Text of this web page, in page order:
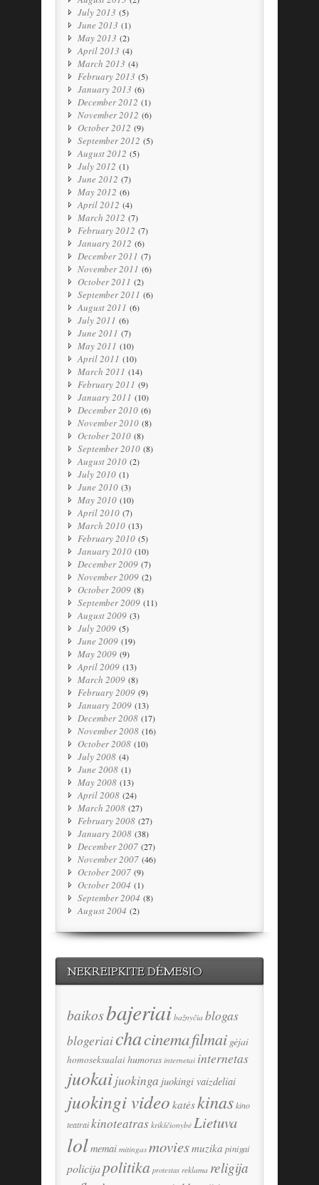
July 2013 (5)
June 2013 (1)
May 2013 (2)
April 2013 (4)
March 2013 (4)
February 2013 (5)
January 2013 (6)
December 2012 (1)
November 2012 (6)
October 2012 (9)
September 2012 (5)
August 2012 (5)
July 2012 (1)
June 2012 (7)
May 2012 (6)
April 2012 (4)
March 2012 (7)
February 2012 (7)
January 2012 (6)
December 2011 (7)
November 2011 (6)
October 2011 (2)
September 2011 (6)
August 2011 (6)
July 2011 (6)
June 2011 (7)
May 2011 (10)
April 2011 (10)
March 2011 (14)
February 2011 (9)
January 2011 (10)
December 2010 (6)
November 2010 (8)
October 2010 (8)
September 2010 (8)
August 2010 (2)
July 2010 (1)
June 2010 (3)
May 2010 (10)
April 2010 (7)
March 2010 (13)
February 2010 (5)
January 2010 (10)
December 2009 (7)
November 2009 (2)
October 2009 (8)
September 2009 (11)
August 2009 (3)
July 2009 (5)
June 2009 (19)
May 2009 (9)
April 2009 (13)
March 2009 (8)
February 2009 (9)
January 2009 (13)
December 2008 (17)
November 2008 (16)
October 2008 (10)
July 2008 (4)
June 2008 (1)
May 2008 (13)
April 2008 (24)
March 2008 (27)
February 2008 (27)
January 2008 (38)
December 2007 (27)
November 2007 (46)
October 2007 (9)
October 2004 (1)
September 2004 (8)
August 2004 (2)
NEKREIPKITE DĖMESIO
baikosbajeriai bažnyčia blogas
blogeriaichacinemafilmai gėjai
homoseksualaihumoras internetai internetas
juokaijuokinga juokingi vaizdeliai
juokingi video katėskinaskino
teatraikinoteatras krikščionybė Lietuva
lolmemai mitingas moviesmuzika pinigai
policijapolitika protestas reklama religija